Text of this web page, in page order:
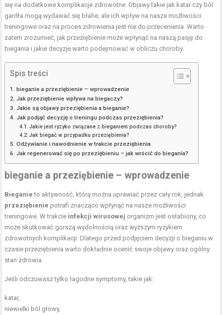
się na dodatkowe komplikacje zdrowotne. Objawy takie jak katar czy ból
gardła mogą wydawać się błahe, ale ich wpływ na nasze możliwości
treningowe oraz na proces zdrowienia jest nie do przecenienia. Warto
zatem zrozumieć, jak przeziębienie może wpłynąć na naszą pasję do
biegania i jakie decyzje warto podejmować w obliczu choroby.
Spis treści
bieganie a przeziębienie – wprowadzenie
Jak przeziębienie wpływa na biegaczy?
Jakie są objawy przeziębienia a bieganie?
Jak podjąć decyzję o treningu podczas przeziębienia?
Jakie jest ryzyko związane z bieganiem podczas choroby?
Jak biegać w przypadku przeziębienia?
Odżywianie i nawodnienie w trakcie przeziębienia
Jak regenerować się po przeziębieniu – jak wrócić do biegania?
bieganie a przeziębienie – wprowadzenie
Bieganie to aktywność, którą można uprawiać przez cały rok, jednak
przeziębienie potrafi znacząco wpłynąć na nasze możliwości
treningowe. W trakcie infekcji wirusowej organizm jest osłabiony, co
może skutkować gorszą wydolnością oraz wyższym ryzykiem
zdrowotnych komplikacji. Dlatego przed podjęciem decyzji o bieganiu w
czasie przeziębienia warto dokładnie ocenić swoje objawy oraz ogólny
stan zdrowia.
Jeśli odczuwasz tylko łagodne symptomy, takie jak:
katar,
niewielki ból głowy,